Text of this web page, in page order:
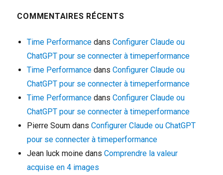
COMMENTAIRES RÉCENTS
Time Performance dansConfigurer Claude ou
ChatGPT pour se connecter à timeperformance
Time Performance dansConfigurer Claude ou
ChatGPT pour se connecter à timeperformance
Time Performance dansConfigurer Claude ou
ChatGPT pour se connecter à timeperformance
Pierre Soum dansConfigurer Claude ou ChatGPT
pour se connecter à timeperformance
Jean luck moine dansComprendre la valeur
acquise en 4 images